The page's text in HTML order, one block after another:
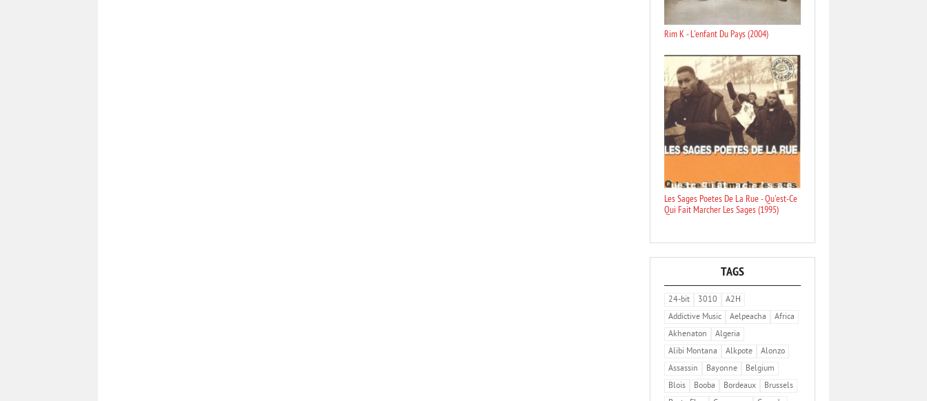
Rim K - L'enfant Du Pays (2004)
Les Sages Poetes De La Rue - Qu'est-Ce
Qui Fait Marcher Les Sages (1995)
TAGS
24-bit 3010
A2H
Addictive Music
Aelpeacha
Africa
Akhenaton
Algeria
Alibi Montana
Alkpote
Alonzo
Assassin
Bayonne
Belgium
Blois
Booba Bordeaux
Brussels